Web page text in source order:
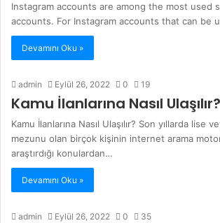
Instagram accounts are among the most used
accounts. For Instagram accounts that can be
Devamını Oku »
admin Eylül 26, 2022 0 19
Kamu İlanlarına Nasıl Ulaşılır?
Kamu İlanlarına Nasıl Ulaşılır? Son yıllarda lise
mezunu olan birçok kişinin internet arama
araştırdığı konulardan…
Devamını Oku »
admin Eylül 26, 2022 0 35